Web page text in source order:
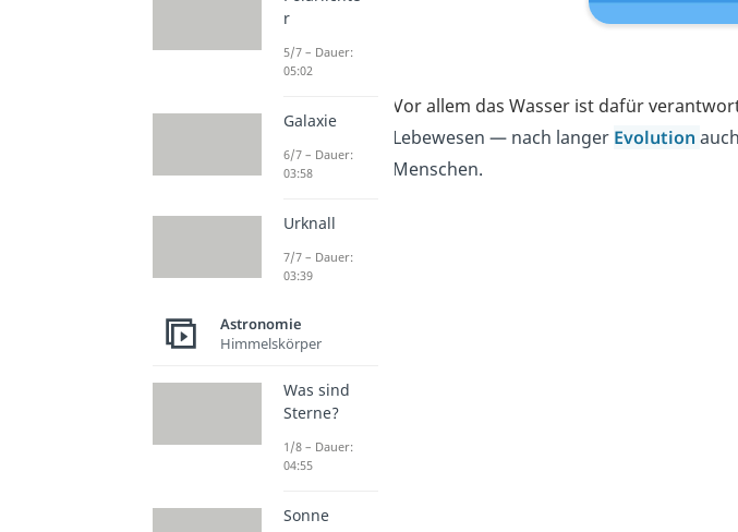
Vor allem das Wasser ist dafür
Lebewesen — nach langer Evolution
Menschen.
r
5/7 – Dauer:
05:02
Galaxie
6/7 – Dauer:
03:58
Urknall
7/7 – Dauer:
03:39
Astronomie
Himmelskörper
Was sind
Sterne?
1/8 – Dauer:
04:55
Sonne